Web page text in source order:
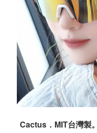
Cactus．MIT台灣製